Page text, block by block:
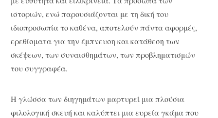
ιστοριών, ενώ παρουσιάζονται με τη δική του
ιδιοπροσωπία το καθένα, αποτελούν πάντα αφορμές,
ερεθίσματα για την έμπνευση και κατάθεση των
σκέψεων, των συναισθημάτων, των προβληματισμών
του συγγραφέα.
Η γλώσσα των διηγημάτων μαρτυρεί μια πλούσια
φιλολογική σκευή και καλύπτει μια ευρεία γκάμα που